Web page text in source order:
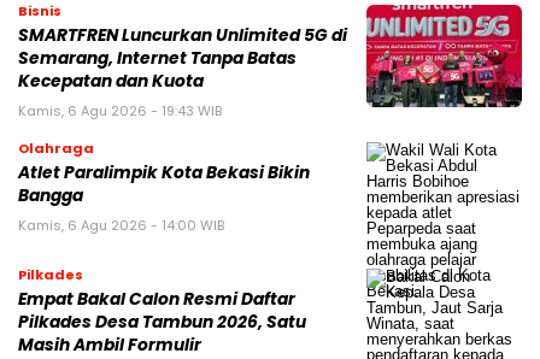
Bisnis
SMARTFREN Luncurkan Unlimited 5G di
Semarang, Internet Tanpa Batas
Kecepatan dan Kuota
Kamis, 6 Agu 2026 - 19:43 WIB
Olahraga
Atlet Paralimpik Kota Bekasi Bikin
Bangga
Kamis, 6 Agu 2026 - 14:00 WIB
Pilkades
Empat Bakal Calon Resmi Daftar
Pilkades Desa Tambun 2026, Satu
Masih Ambil Formulir